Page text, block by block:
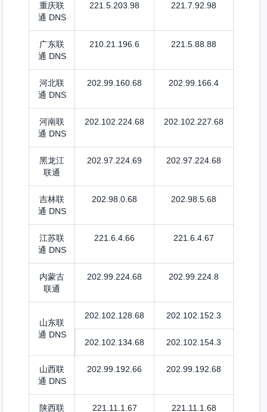
重庆联
通 DNS
221.5.203.98 221.7.92.98
广东联
通 DNS
210.21.196.6 221.5.88.88
河北联
通 DNS
202.99.160.68 202.99.166.4
河南联
通 DNS
202.102.224.68 202.102.227.68
黑龙江
联通
202.97.224.69 202.97.224.68
吉林联
通 DNS
202.98.0.68 202.98.5.68
江苏联
通 DNS
221.6.4.66 221.6.4.67
内蒙古
联通
202.99.224.68 202.99.224.8
山东联
通 DNS
202.102.128.68 202.102.152.3
202.102.134.68 202.102.154.3
山西联
通 DNS
202.99.192.66 202.99.192.68
陕西联
221.11.1.67 221.11.1.68